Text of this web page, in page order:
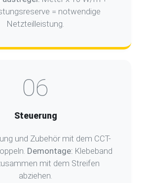
= notwendige
Netzteilleistung.
06
Steuerung
und Zubehör mit dem CCT-
Demontage: Klebeband
mit dem Streifen
abziehen.